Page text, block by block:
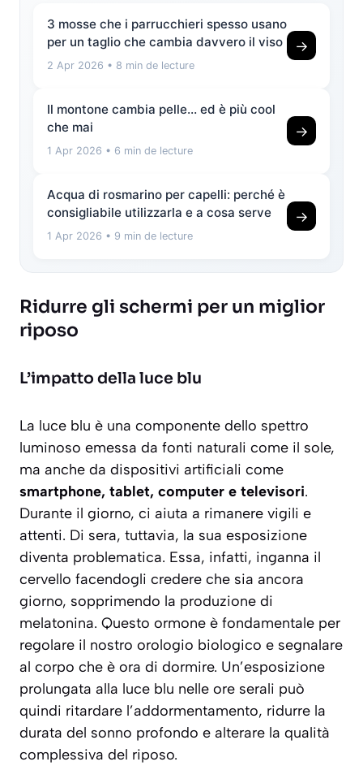
3 mosse che i parrucchieri spesso usano
per un taglio che cambia davvero il viso
2 Apr 2026 • 8 min de lecture
→
Il montone cambia pelle… ed è più cool
che mai
1 Apr 2026 • 6 min de lecture
→
Acqua di rosmarino per capelli: perché è
consigliabile utilizzarla e a cosa serve
1 Apr 2026 • 9 min de lecture
→
Ridurre gli schermi per un miglior
riposo
L’impatto della luce blu
La luce blu è una componente dello spettro
luminoso emessa da fonti naturali come il sole,
ma anche da dispositivi artificiali come
smartphone, tablet, computer e televisori.
Durante il giorno, ci aiuta a rimanere vigili e
attenti. Di sera, tuttavia, la sua esposizione
diventa problematica. Essa, infatti, inganna il
cervello facendogli credere che sia ancora
giorno, sopprimendo la produzione di
melatonina. Questo ormone è fondamentale per
regolare il nostro orologio biologico e segnalare
al corpo che è ora di dormire. Un’esposizione
prolungata alla luce blu nelle ore serali può
quindi ritardare l’addormentamento, ridurre la
durata del sonno profondo e alterare la qualità
complessiva del riposo.